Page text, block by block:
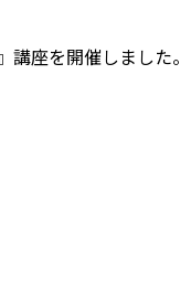
座を開催しました。